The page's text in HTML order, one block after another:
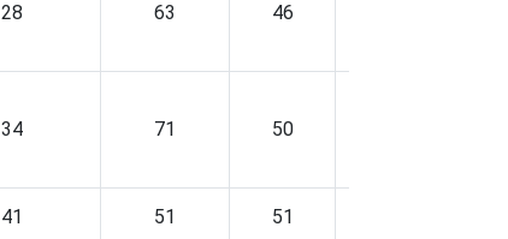
28 63 46
34 71 50
41 51 51